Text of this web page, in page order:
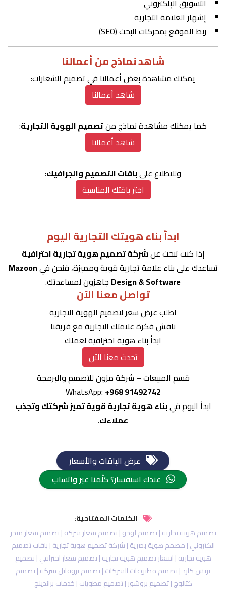
التسويق الإلكتروني
إشهار العلامة التجارية
ربط الموقع بمحركات البحث (SEO)
شاهد نماذج من أعمالنا
يمكنك مشاهدة بعض أعمالنا في تصميم الشعارات:
شاهد أعمالنا
كما يمكنك مشاهدة نماذج منتصميم الهوية التجارية:
شاهد أعمالنا
وللاطلاع علىباقات التصميم والجرافيك:
اختر باقتك المناسبة
ابدأ بناء هويتك التجارية اليوم
إذا كنت تبحث عنشركة تصميم هوية تجارية احترافية
تساعدك على بناء علامة تجارية قوية ومميزة، فنحن فيMazoon
Design & Software جاهزون لمساعدتك.
تواصل معنا الآن
اطلب عرض سعر لتصميم الهوية التجارية
ناقش فكرة علامتك التجارية مع فريقنا
ابدأ بناء هوية احترافية لعملك
تحدث معنا الآن
قسم المبيعات – شركة مزون للتصميم والبرمجة
WhatsApp: +968 91492742
ابدأ اليوم فيبناء هوية تجارية قوية تميز شركتك وتجذب
عملاءك.
عرض الباقات والأسعار
عندك استفسار؟ كلّمنا عبر واتساب
الكلمات المفتاحية:
تصميم هوية تجارية | تصميم لوجو | تصميم شعار شركة | تصميم شعار متجر
الكتروني | مصمم هوية بصرية | شركة تصميم هوية تجارية | باقات تصميم
هوية تجارية | اسعار تصميم هوية تجارية | تصميم شعار احترافي | تصميم
بزنس كارد | تصميم مطبوعات الشركات | تصميم بروفايل شركة | تصميم
كتالوج | تصميم بروشور | تصميم مطويات | خدمات براندينج